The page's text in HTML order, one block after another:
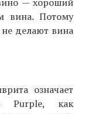
вина. Потому
делают вина
означает
Purple, как